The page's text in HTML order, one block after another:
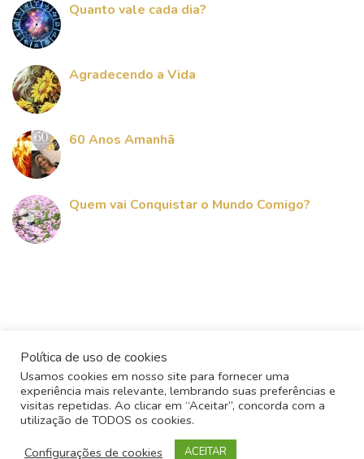
Quanto vale cada dia?
Agradecendo a Vida
60 Anos Amanhã
Quem vai Conquistar o Mundo Comigo?
Política de uso de cookies
Usamos cookies em nosso site para fornecer uma
experiência mais relevante, lembrando suas preferências e
visitas repetidas. Ao clicar em “Aceitar”, concorda com a
utilização de TODOS os cookies.
Configurações de cookies
ACEITAR